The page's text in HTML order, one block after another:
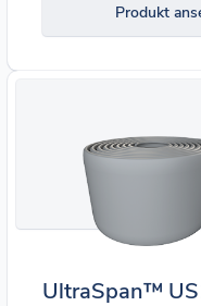
Produkt
UltraSpan™